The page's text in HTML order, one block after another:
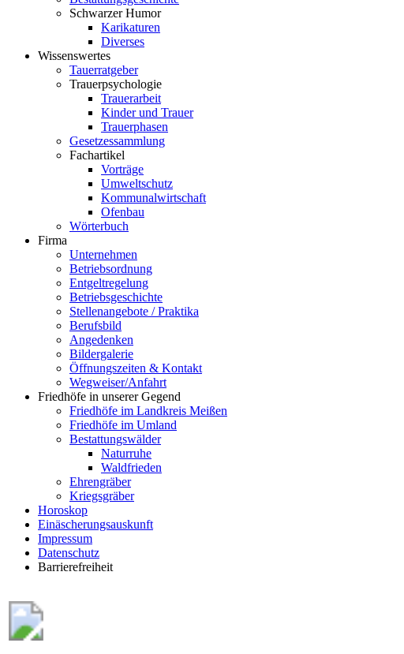
Schwarzer Humor
Karikaturen
Diverses
Wissenswertes
Tauerratgeber
Trauerpsychologie
Trauerarbeit
Kinder und Trauer
Trauerphasen
Gesetzessammlung
Fachartikel
Vorträge
Umweltschutz
Kommunalwirtschaft
Ofenbau
Wörterbuch
Firma
Unternehmen
Betriebsordnung
Entgeltregelung
Betriebsgeschichte
Stellenangebote / Praktika
Berufsbild
Angedenken
Bildergalerie
Öffnungszeiten & Kontakt
Wegweiser/Anfahrt
Friedhöfe in unserer Gegend
Friedhöfe im Landkreis Meißen
Friedhöfe im Umland
Bestattungswälder
Naturruhe
Waldfrieden
Ehrengräber
Kriegsgräber
Horoskop
Einäscherungsauskunft
Impressum
Datenschutz
Barrierefreiheit